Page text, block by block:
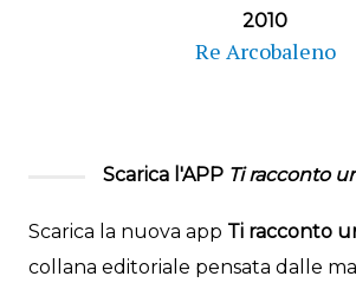
2010
Re Arcobaleno
Scarica l'APP Ti racconto
Scarica la nuova app Ti racconto
collana editoriale pensata dalle